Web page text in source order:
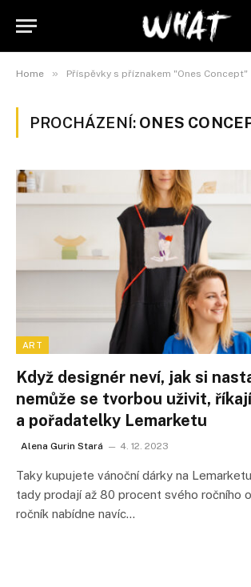
Home » Příspěvky s příznakem "Ones Concept"
PROCHÁZENÍ: ONES
ART
Když designér neví, jak si
nemůže se tvorbou uživit,
a pořadatelky Lemarketu
Alena Gurin Stará 4. 12. 2023
Taky kupujete vánoční dárky na
tady prodají až 80 procent svého ročního
ročník nabídne navíc…